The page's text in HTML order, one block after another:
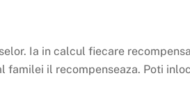
Ia in calcul fiecare
familei il recompenseaza. Poti